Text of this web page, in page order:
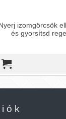
ellen,
az